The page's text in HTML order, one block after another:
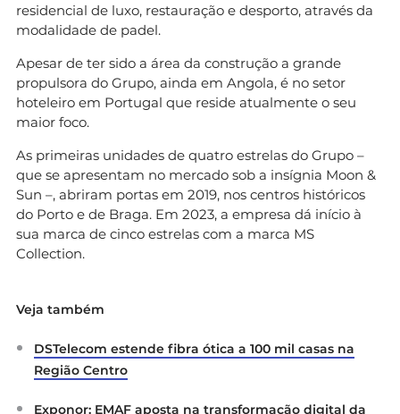
residencial de luxo, restauração e desporto, através da
modalidade de padel.
Apesar de ter sido a área da construção a grande
propulsora do Grupo, ainda em Angola, é no setor
hoteleiro em Portugal que reside atualmente o seu
maior foco.
As primeiras unidades de quatro estrelas do Grupo –
que se apresentam no mercado sob a insígnia Moon &
Sun –, abriram portas em 2019, nos centros históricos
do Porto e de Braga. Em 2023, a empresa dá início à
sua marca de cinco estrelas com a marca MS
Collection.
Veja também
DSTelecom estende fibra ótica a 100 mil casas na
Região Centro
Exponor: EMAF aposta na transformação digital da